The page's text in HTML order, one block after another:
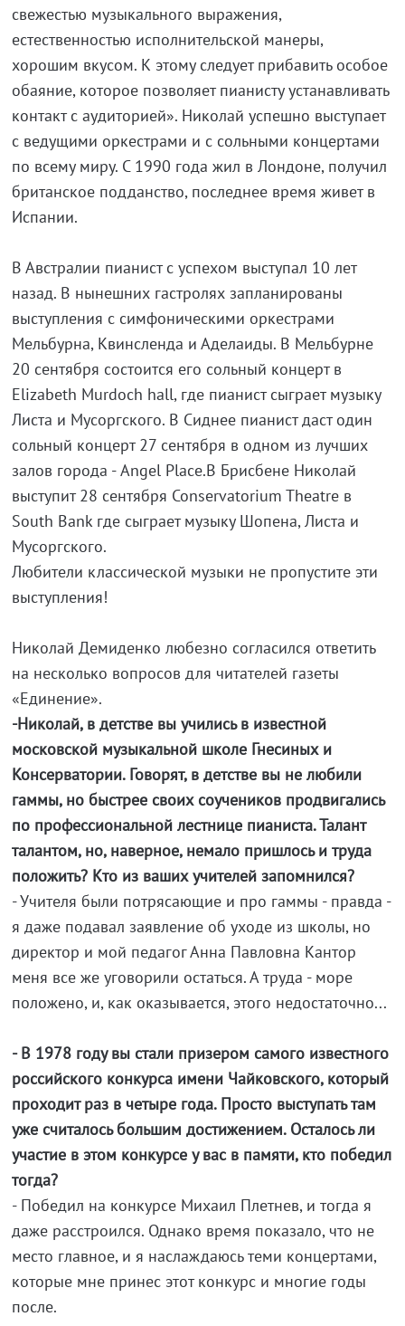
свежестью музыкального выражения,
естественностью исполнительской манеры,
хорошим вкусом. К этому следует прибавить особое
обаяние, которое позволяет пианисту устанавливать
контакт с аудиторией». Николай успешно выступает
с ведущими оркестрами и с сольными концертами
по всему миру. С 1990 года жил в Лондоне, получил
британское подданство, последнее время живет в
Испании.
В Австралии пианист с успехом выступал 10 лет
назад. В нынешних гастролях запланированы
выступления с симфоническими оркестрами
Мельбурна, Квинсленда и Аделаиды. В Мельбурне
20 сентября состоится его сольный концерт в
Elizabeth Murdoch hall, где пианист сыграет музыку
Листа и Мусоргского. В Сиднее пианист даст один
сольный концерт 27 сентября в одном из лучших
залов города - Angel Place.В Брисбене Николай
выступит 28 сентября Conservatorium Theatre в
South Bank где сыграет музыку Шопена, Листа и
Мусоргского.
Любители классической музыки не пропустите эти
выступления!
Николай Демиденко любезно согласился ответить
на несколько вопросов для читателей газеты
«Единение».
-Николай, в детстве вы учились в известной
московской музыкальной школе Гнесиных и
Консерватории. Говорят, в детстве вы не любили
гаммы, но быстрее своих соучеников продвигались
по профессиональной лестнице пианиста. Талант
талантом, но, наверное, немало пришлось и труда
положить? Кто из ваших учителей запомнился?
- Учителя были потрясающие и про гаммы - правда -
я даже подавал заявление об уходе из школы, но
директор и мой педагог Анна Павловна Кантор
меня все же уговорили остаться. А труда - море
положено, и, как оказывается, этого недостаточно...
- В 1978 году вы стали призером самого известного
российского конкурса имени Чайковского, который
проходит раз в четыре года. Просто выступать там
уже считалось большим достижением. Осталось ли
участие в этом конкурсе у вас в памяти, кто победил
тогда?
- Победил на конкурсе Михаил Плетнев, и тогда я
даже расстроился. Однако время показало, что не
место главное, и я наслаждаюсь теми концертами,
которые мне принес этот конкурс и многие годы
после.